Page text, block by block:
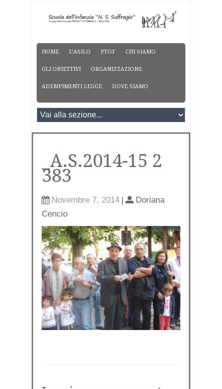
HOME L’ASILO PTOF CHI SIAMO
GLI OBIETTIVI ORGANIZZAZIONE
ADEMPIMENTI LEGGE DOVE SIAMO
_A.S.2014-15 2
383
Novembre 7, 2014 |
Doriana
Cencio